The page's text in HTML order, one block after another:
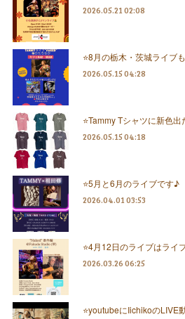
2026.05.21 02:08
⭐️8月の栃木・茨城ライブ
2026.05.15 04:28
⭐️Tammy Tシャツに新色出
2026.05.15 04:18
⭐️5月と6月のライブです♪
2026.04.01 03:53
⭐️4月12日のライブはライ
2026.03.26 06:25
⭐️youtubeにIichikoのLIVE